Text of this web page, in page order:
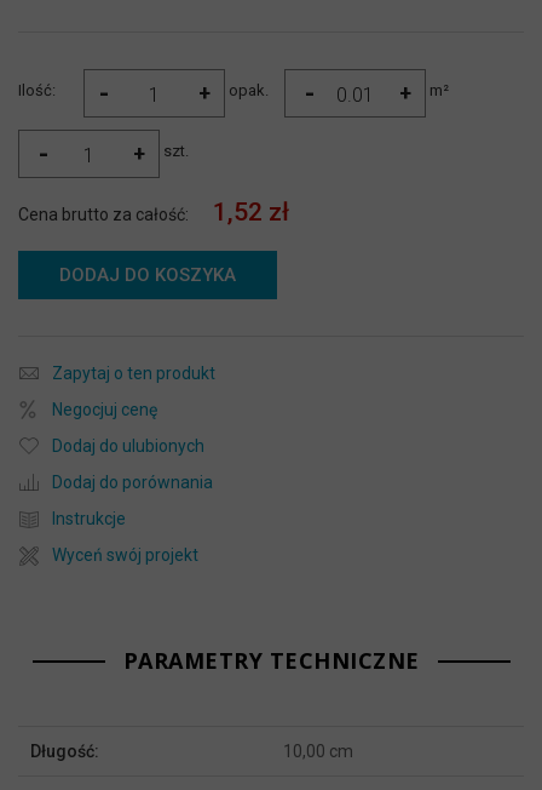
Ilość: - + opak. - + m²
- + szt.
Cena brutto za całość: 1,52 zł
DODAJ DO KOSZYKA
Zapytaj o ten produkt
Negocjuj cenę
Dodaj do ulubionych
Dodaj do porównania
Instrukcje
Wyceń swój projekt
PARAMETRY TECHNICZNE
Długość: 10,00 cm